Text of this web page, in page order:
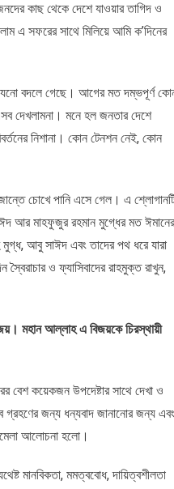
কাছ থেকে দেশে যাওয়ার তাগিদ ও
সফরের সাথে মিলিয়ে আমি ক’দিনের
বদলে গেছে। আগের মত দম্ভপূর্ণ
দেখলামনা। মনে হল জনতার দেশে
নিশানা। কোন টেনশন নেই, কোন
চোখে পানি এসে গেল। এ
আর মাহফুজুর রহমান মুগ্ধের মত ঈমানের
মুগ্ধ, আবু সাঈদ এবং তাদের পথ ধরে যারা
ও ফ্যাসিবাদের রাহমুক্ত রাখুন,
মহান আল্লাহ এ বিজয়কে চিরস্থায়ী
বেশ কয়েকজন উপদেষ্টার সাথে দেখা ও
গ্রহণের জন্য ধন্যবাদ জানানোর জন্য এবং
আলোচনা হলো।
মানবিকতা, মমত্ববোধ, দায়িত্বশীলতা